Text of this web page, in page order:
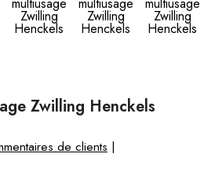
Zwilling Henckels
de clients |